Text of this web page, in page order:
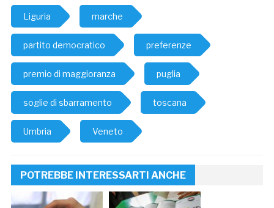
Liguria marche
partito democratico preferenze
premio di maggioranza puglia
soglie di sbarramento toscana
Umbria Veneto
POTREBBE INTERESSARTI ANCHE